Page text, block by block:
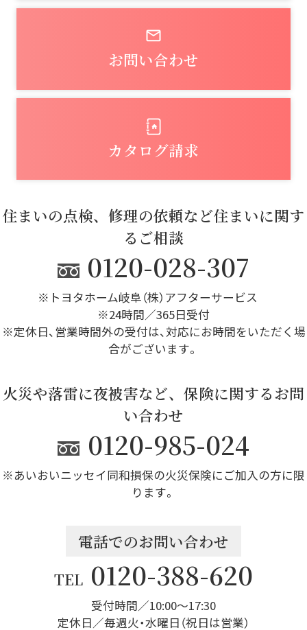
お問い合わせ
カタログ請求
住まいの点検、修理の依頼など住まいに関す
るご相談
0120-028-307
※トヨタホーム岐阜（株）アフターサービス
※24時間／365日受付
※定休日、営業時間外の受付は、対応にお時間をいただく場
合がございます。
火災や落雷に夜被害など、保険に関するお問
い合わせ
0120-985-024
※あいおいニッセイ同和損保の火災保険にご加入の方に限
ります。
電話でのお問い合わせ
TEL 0120-388-620
受付時間／10:00～17:30
定休日／毎週火・水曜日（祝日は営業）